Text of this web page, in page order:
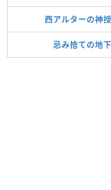
西アルターの神
忌み捨ての地下